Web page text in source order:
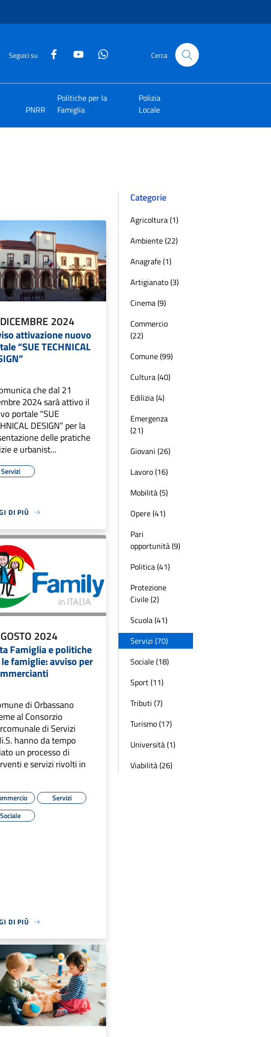
Seguici su Cerca
PNRR
Politiche per la
Famiglia
Polizia
Locale
2024
attivazione nuovo
“SUE TECHNICAL
che dal 21
2024 sarà attivo il
portale "SUE
DESIGN” per la
delle pratiche
e urbanist...
Servizi
DI PIÙ
2024
Famiglia e politiche
famiglie: avviso per
di Orbassano
al Consorzio
di Servizi
hanno da tempo
un processo di
e servizi rivolti in
Servizi
Sociale
DI PIÙ
Categorie
Agricoltura (1)
Ambiente (22)
Anagrafe (1)
Artigianato (3)
Cinema (9)
Commercio
(22)
Comune (99)
Cultura (40)
Edilizia (4)
Emergenza
(21)
Giovani (26)
Lavoro (16)
Mobilità (5)
Opere (41)
Pari
opportunità (9)
Politica (41)
Protezione
Civile (2)
Scuola (41)
Servizi (70)
Sociale (18)
Sport (11)
Tributi (7)
Turismo (17)
Università (1)
Viabilità (26)